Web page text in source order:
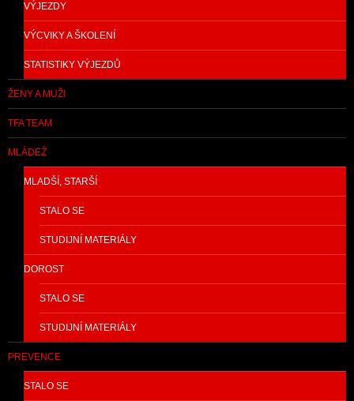
VÝJEZDY
VÝCVIKY A ŠKOLENÍ
STATISTIKY VÝJEZDŮ
ŽENY A MUŽI
TFA TEAM
MLÁDEŽ
MLADŠÍ, STARŠÍ
STALO SE
STUDIJNÍ MATERIÁLY
DOROST
STALO SE
STUDIJNÍ MATERIÁLY
PREVENCE
STALO SE